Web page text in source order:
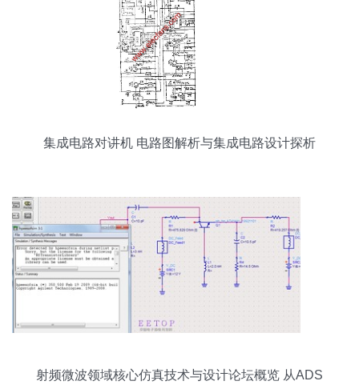
集成电路对讲机 电路图解析与集成电路设计探析
射频微波领域核心仿真技术与设计论坛概览 从ADS